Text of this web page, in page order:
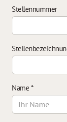
Stellennummer
Name *